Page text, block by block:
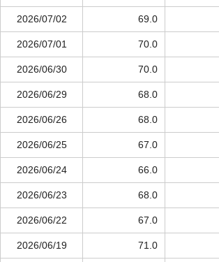
2026/07/02 69.0
2026/07/01 70.0
2026/06/30 70.0
2026/06/29 68.0
2026/06/26 68.0
2026/06/25 67.0
2026/06/24 66.0
2026/06/23 68.0
2026/06/22 67.0
2026/06/19 71.0